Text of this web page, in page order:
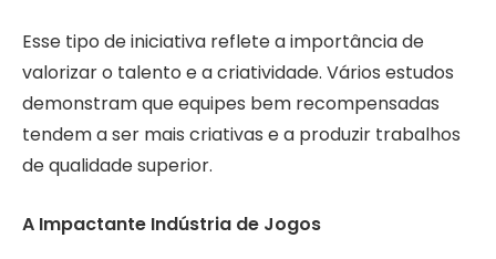
Esse tipo de iniciativa reflete a importância de
valorizar o talento e a criatividade. Vários estudos
demonstram que equipes bem recompensadas
tendem a ser mais criativas e a produzir trabalhos
de qualidade superior.
A Impactante Indústria de Jogos